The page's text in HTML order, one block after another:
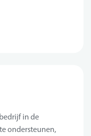
in de
ondersteunen,